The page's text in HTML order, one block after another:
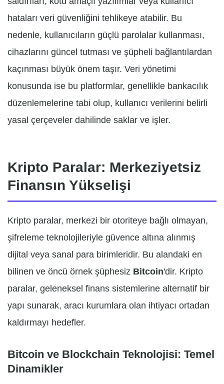
hataları veri güvenliğini tehlikeye atabilir. Bu
nedenle, kullanıcıların güçlü parolalar kullanması,
cihazlarını güncel tutması ve şüpheli bağlantılardan
kaçınması büyük önem taşır. Veri yönetimi
konusunda ise bu platformlar, genellikle bankacılık
düzenlemelerine tabi olup, kullanıcı verilerini belirli
yasal çerçeveler dahilinde saklar ve işler.
Kripto Paralar: Merkeziyetsiz
Finansın Yükselişi
Kripto paralar, merkezi bir otoriteye bağlı olmayan,
şifreleme teknolojileriyle güvence altına alınmış
dijital veya sanal para birimleridir. Bu alandaki en
bilinen ve öncü örnek şüphesiz Bitcoin'dir. Kripto
paralar, geleneksel finans sistemlerine alternatif bir
yapı sunarak, aracı kurumlara olan ihtiyacı ortadan
kaldırmayı hedefler.
Bitcoin ve Blockchain Teknolojisi: Temel
Dinamikler